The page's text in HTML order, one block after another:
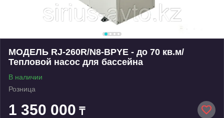
МОДЕЛЬ RJ-260R/N8-BPYE - до 70 кв.м/
Тепловой насос для бассейна
В наличии
Розница
1 350 000 ₸